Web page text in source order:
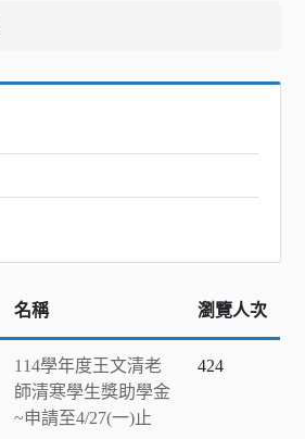
名稱 瀏覽人次
114學年度王文清老
師清寒學生獎助學金
~申請至4/27(一)止
424